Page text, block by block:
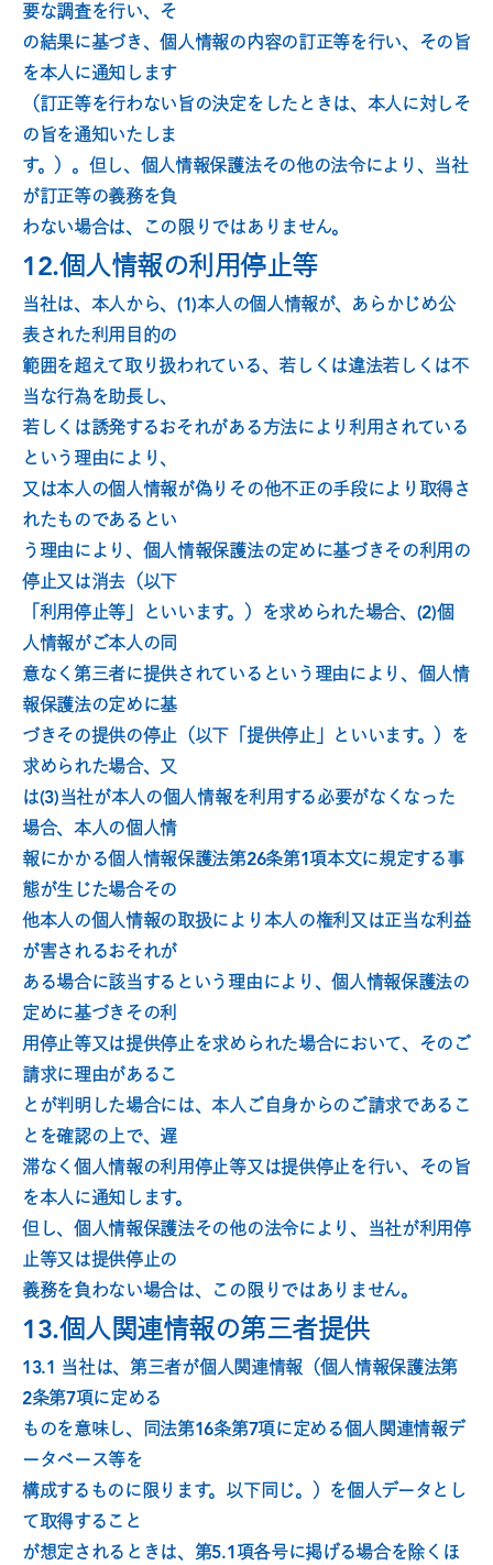
要な調査を行い、そ
の結果に基づき、個人情報の内容の訂正等を行い、その旨
を本人に通知します
（訂正等を行わない旨の決定をしたときは、本人に対しそ
の旨を通知いたしま
す。）。但し、個人情報保護法その他の法令により、当社
が訂正等の義務を負
わない場合は、この限りではありません。
12.個人情報の利用停止等
当社は、本人から、(1)本人の個人情報が、あらかじめ公
表された利用目的の
範囲を超えて取り扱われている、若しくは違法若しくは不
当な行為を助長し、
若しくは誘発するおそれがある方法により利用されている
という理由により、
又は本人の個人情報が偽りその他不正の手段により取得さ
れたものであるとい
う理由により、個人情報保護法の定めに基づきその利用の
停止又は消去（以下
「利用停止等」といいます。）を求められた場合、(2)個
人情報がご本人の同
意なく第三者に提供されているという理由により、個人情
報保護法の定めに基
づきその提供の停止（以下「提供停止」といいます。）を
求められた場合、又
は(3)当社が本人の個人情報を利用する必要がなくなった
場合、本人の個人情
報にかかる個人情報保護法第26条第1項本文に規定する事
態が生じた場合その
他本人の個人情報の取扱により本人の権利又は正当な利益
が害されるおそれが
ある場合に該当するという理由により、個人情報保護法の
定めに基づきその利
用停止等又は提供停止を求められた場合において、そのご
請求に理由があるこ
とが判明した場合には、本人ご自身からのご請求であるこ
とを確認の上で、遅
滞なく個人情報の利用停止等又は提供停止を行い、その旨
を本人に通知します。
但し、個人情報保護法その他の法令により、当社が利用停
止等又は提供停止の
義務を負わない場合は、この限りではありません。
13.個人関連情報の第三者提供
13.1 当社は、第三者が個人関連情報（個人情報保護法第
2条第7項に定める
ものを意味し、同法第16条第7項に定める個人関連情報デ
ータベース等を
構成するものに限ります。以下同じ。）を個人データとし
て取得すること
が想定されるときは、第5.1項各号に掲げる場合を除くほ